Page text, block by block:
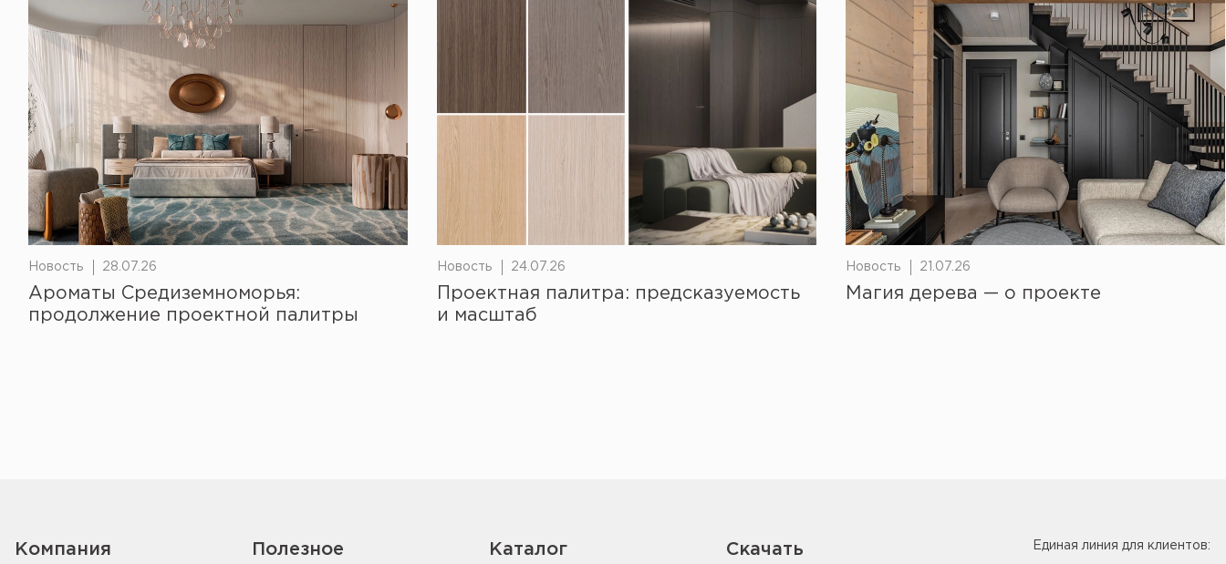
Новость 28.07.26
Ароматы Средиземноморья:
продолжение проектной палитры
Новость 24.07.26
Проектная палитра: предсказуемость
и масштаб
Новость 21.07.26
Магия дерева — о проекте
Компания Полезное Каталог Скачать Единая линия для клиентов: